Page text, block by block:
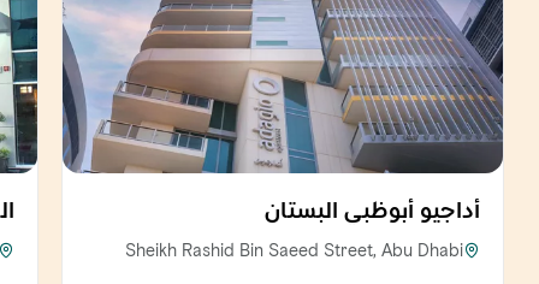
أداجيو أبوظبي البستان
Sheikh Rashid Bin Saeed Street, Abu Dhabi